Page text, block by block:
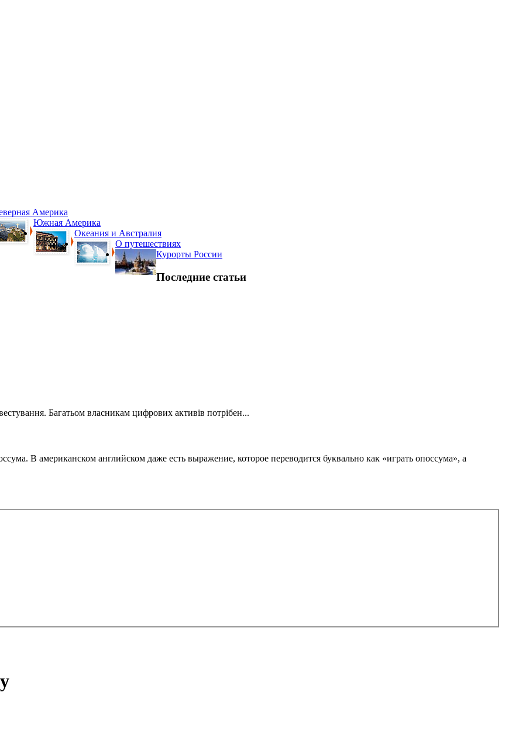
Америка
Южная Америка
Океания и Австралия
О путешествиях
Курорты России
Последние статьи
Багатьом власникам цифрових активів потрібен...
В американском английском даже есть выражение, которое переводится буквально как «играть опоссума», а